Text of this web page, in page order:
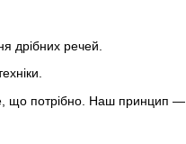
дрібних речей.
що потрібно. Наш принцип —